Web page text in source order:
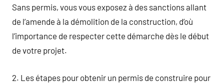
Sans permis, vous vous exposez à des sanctions allant
de l’amende à la démolition de la construction, d’où
l’importance de respecter cette démarche dès le début
de votre projet.
2. Les étapes pour obtenir un permis de construire pour